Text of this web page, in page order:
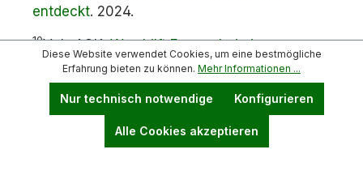
entdeckt. 2024.
10Vgl.: AOK:Was hilft Frauen bei einer
Blasenentzündung?2023.
Vgl.: Öffentliches Gesundheitsportal
Österreich:
. 2025.
Vgl.: Öffentliches Gesundheitsportal
Diese Website verwendet Cookies, um eine bestmögliche
Erfahrung bieten zu können. Mehr Informationen ...
Nur technisch notwendige Konfigurieren
Alle Cookies akzeptieren